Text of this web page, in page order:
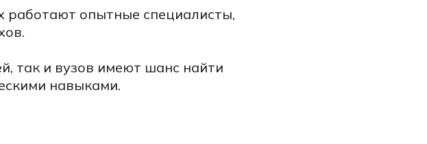
работают опытные специалисты,
так и вузов имеют шанс найти
навыками.